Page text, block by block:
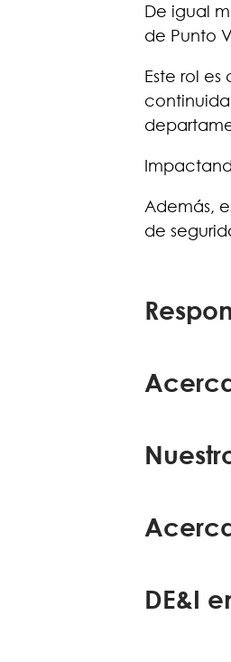
De igual
de Punto
Este rol
Además,
de
DE&I